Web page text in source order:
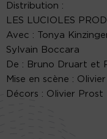
Distribution :
LES LUCIOLES PROD
Avec : Tonya
Sylvain Boccara
De : Bruno Druart et
Mise en scène :
Décors : Olivier Prost